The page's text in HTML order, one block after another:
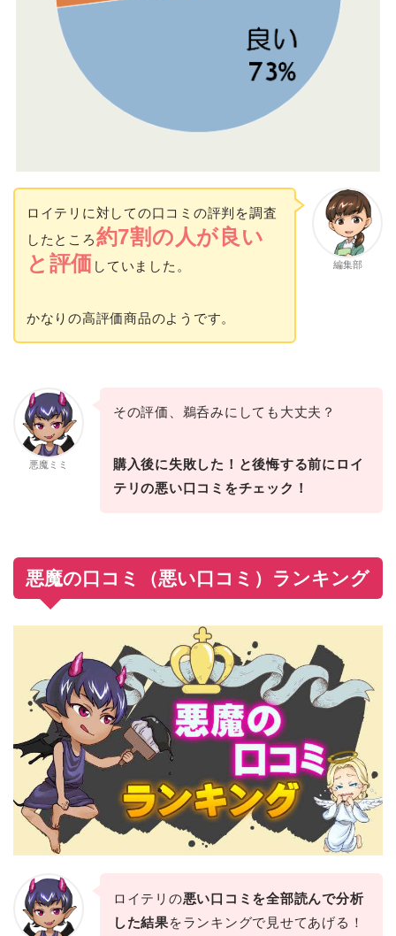
編集部
ロイテリに対しての口コミの評判を調査
したところ約7割の人が良い
と評価 していました。
かなりの高評価商品のようです。
悪魔ミミ
その評価、鵜呑みにしても大丈夫？
購入後に失敗した！と後悔する前にロイ
テリの悪い口コミをチェック！
悪魔の口コミ（悪い口コミ）ランキング
ロイテリの悪い口コミを全部読んで分析
した結果をランキングで見せてあげる！